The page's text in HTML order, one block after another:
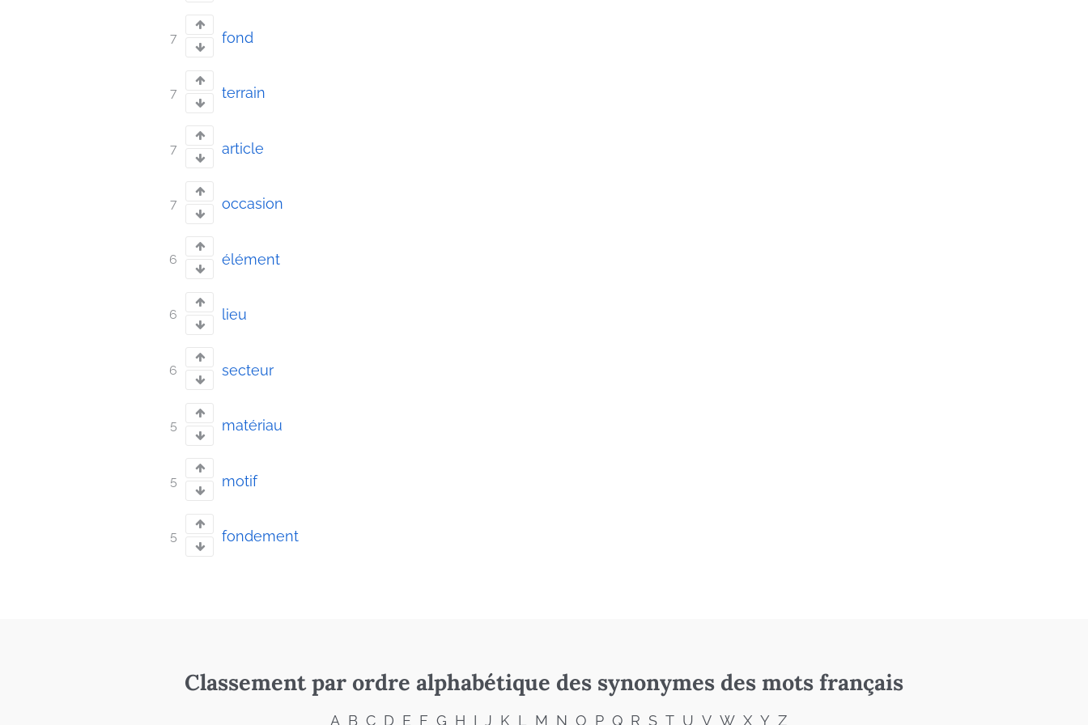
7 fond
7 terrain
7 article
7 occasion
6 élément
6 lieu
6 secteur
5 matériau
5 motif
5 fondement
Classement par ordre alphabétique des synonymes des mots français
A B C D E F G H I J K L M N O P Q R S T U V W X Y Z